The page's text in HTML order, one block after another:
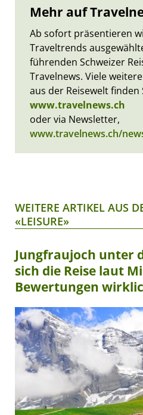
Mehr auf
Ab sofort präsentieren
Traveltrends
führenden Schweizer
Travelnews. Viele
aus der Reisewelt finden
www.travelnews.ch
oder via Newsletter,
www.travelnews.ch/
WEITERE ARTIKEL AUS
«LEISURE»
Jungfraujoch unter
sich die Reise laut
Bewertungen